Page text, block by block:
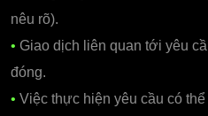
nêu rõ).
• Giao dịch liên quan tới yêu
đóng.
• Việc thực hiện yêu cầu có